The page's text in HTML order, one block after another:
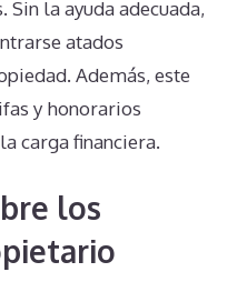
la ayuda adecuada,
atados
Además, este
y honorarios
carga financiera.
los